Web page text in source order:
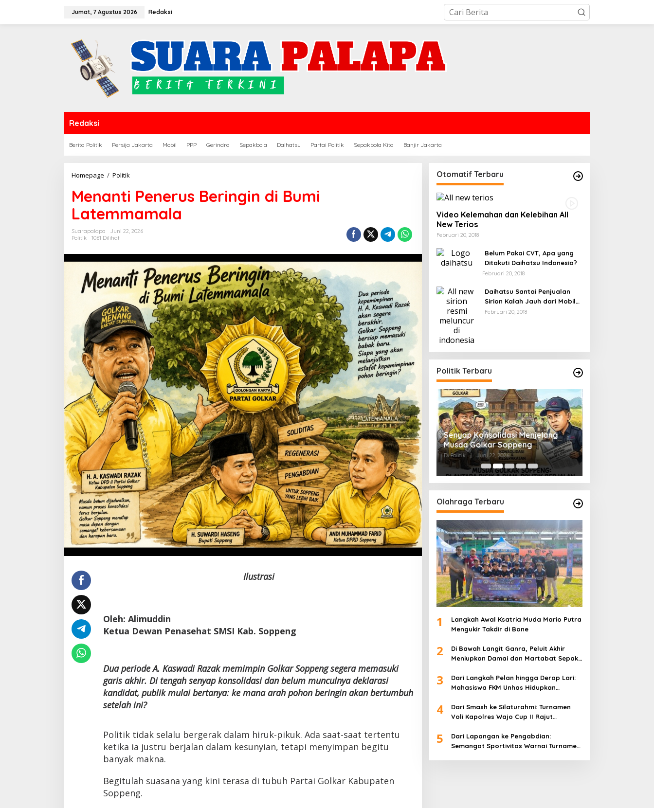
konten
Jumat, 7 Agustus 2026 Redaksi
Redaksi
Berita Politik Persija Jakarta Mobil PPP Gerindra Sepakbola Daihatsu Partai Politik Sepakbola Kita Banjir Jakarta
Homepage / Politik
Beringin
di
Bumi
Menanti Penerus Beringin di Bumi
Latemmamala
Suarapalapa
Juni 22, 2026
Politik
1061 Dilihat
Ilustrasi
Oleh: Alimuddin
Ketua Dewan Penasehat SMSI Kab. Soppeng
Dua periode A. Kaswadi Razak memimpin Golkar Soppeng segera memasuki
garis akhir. Di tengah senyap konsolidasi dan belum munculnya deklarasi
kandidat, publik mulai bertanya: ke mana arah pohon beringin akan bertumbuh
setelah ini?
Politik tidak selalu bergerak dalam hiruk-pikuk. Ada saat-saat tertentu
ketika ia justru berjalan dalam kesunyian, tetapi menyimpan begitu
banyak makna.
Begitulah suasana yang kini terasa di tubuh Partai Golkar Kabupaten
Soppeng.
Otomatif Terbaru
Video Kelemahan dan Kelebihan All
New Terios
Februari 20, 2018
Belum Pakai CVT, Apa yang
Ditakuti Daihatsu Indonesia?
Februari 20, 2018
Daihatsu Santai Penjualan
Sirion Kalah Jauh dari Mobil
LCGC
Februari 20, 2018
Politik Terbaru
Menanti Penerus Beringin di Bumi
Latemmamala
Di Politik | Juni 22, 2026
Senyap Konsolidasi Menjelang
Musda Golkar Soppeng
Di Politik | Juni 22, 2026
Olahraga Terbaru
1
Langkah Awal Ksatria Muda Mario Putra
Mengukir Takdir di Bone
2
Di Bawah Langit Ganra, Peluit Akhir
Meniupkan Damai dan Martabat Sepak
3
Dari Langkah Pelan hingga Derap Lari:
Mahasiswa FKM Unhas Hidupkan
4
Dari Smash ke Silaturahmi: Turnamen
Voli Kapolres Wajo Cup II Rajut
80
5
Dari Lapangan ke Pengabdian:
Semangat Sportivitas Warnai Turnamen